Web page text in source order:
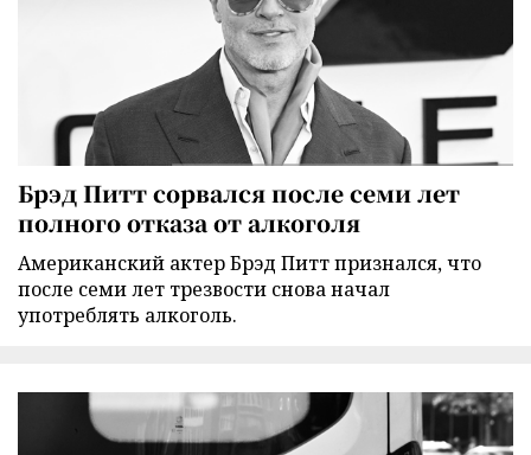
Брэд Питт сорвался после семи лет
полного отказа от алкоголя
Американский актер Брэд Питт признался, что
после семи лет трезвости снова начал
употреблять алкоголь.